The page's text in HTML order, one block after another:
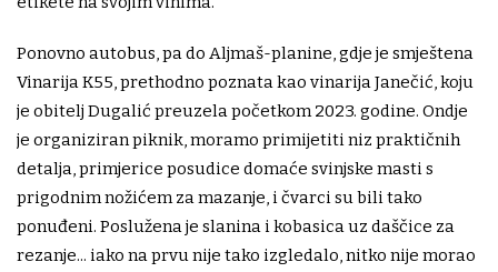
Ponovno autobus, pa do Aljmaš-planine, gdje je smještena
Vinarija K55, prethodno poznata kao vinarija Janečić, koju
je obitelj Dugalić preuzela početkom 2023. godine. Ondje
je organiziran piknik, moramo primijetiti niz praktičnih
detalja, primjerice posudice domaće svinjske masti s
prigodnim nožićem za mazanje, i čvarci su bili tako
ponuđeni. Poslužena je slanina i kobasica uz daščice za
rezanje... iako na prvu nije tako izgledalo, nitko nije morao